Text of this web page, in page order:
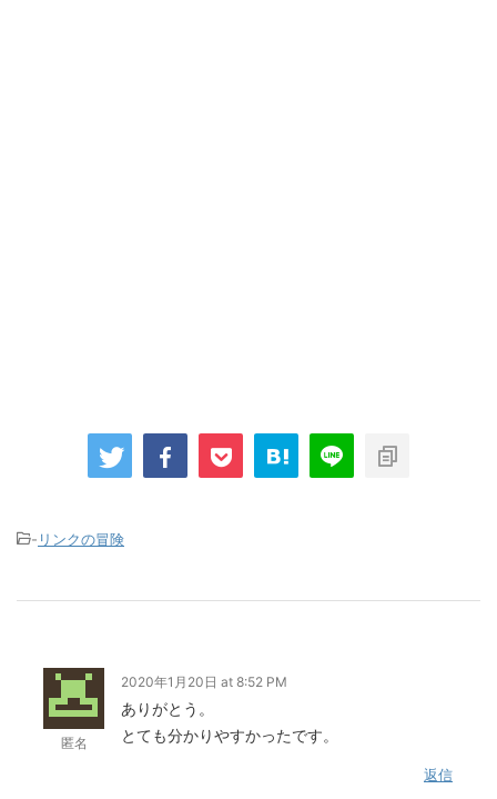
- リンクの冒険
匿名
2020年1月20日 at 8:52 PM
ありがとう。
とても分かりやすかったです。
返信